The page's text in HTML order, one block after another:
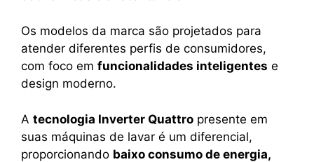
Os modelos da marca são projetados para
atender diferentes perfis de consumidores,
com foco em funcionalidades inteligentes e
design moderno.
A tecnologia Inverter Quattro presente em
suas máquinas de lavar é um diferencial,
proporcionando baixo consumo de energia,